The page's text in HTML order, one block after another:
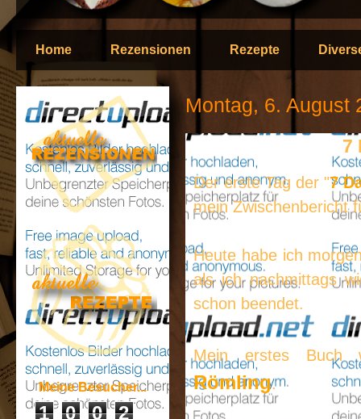
Home Rezensionen Rezepte
Montag, 6. August
7
Der erste Tag der "7
mein Zwischenbericht
Heute habe ich
als ich nachmittags
schon beendet.
Mein erstes
Römling.
Meine Besucher...
1 0 0
2